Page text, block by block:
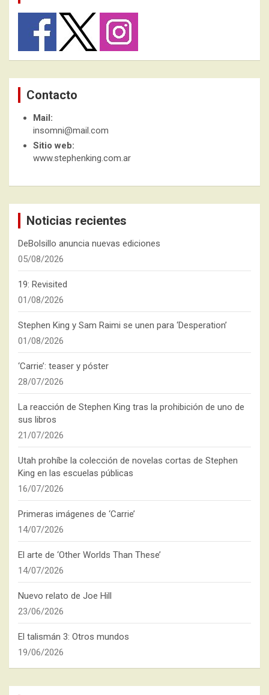
Contacto
Mail:
insomni@mail.com
Sitio web:
www.stephenking.com.ar
Noticias recientes
DeBolsillo anuncia nuevas ediciones
05/08/2026
19: Revisited
01/08/2026
Stephen King y Sam Raimi se unen para ‘Desperation’
01/08/2026
‘Carrie’: teaser y póster
28/07/2026
La reacción de Stephen King tras la prohibición de uno de
sus libros
21/07/2026
Utah prohíbe la colección de novelas cortas de Stephen
King en las escuelas públicas
16/07/2026
Primeras imágenes de ‘Carrie’
14/07/2026
El arte de ‘Other Worlds Than These’
14/07/2026
Nuevo relato de Joe Hill
23/06/2026
El talismán 3: Otros mundos
19/06/2026